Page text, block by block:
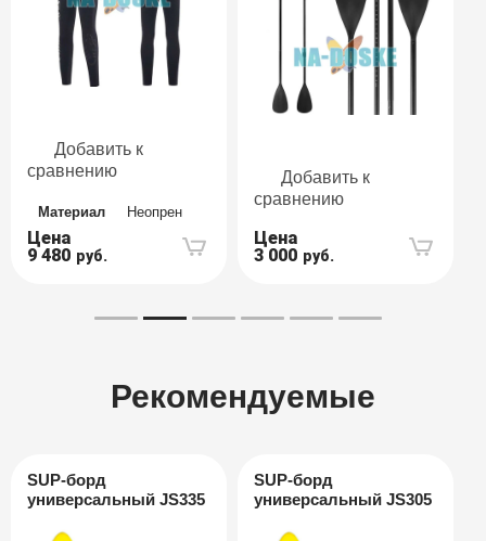
Добавить к
сравнению
Материал Неопрен
Цена
9 480 руб.
Добавить к
сравнению
Цена
3 000 руб.
Рекомендуемые
SUP-борд
универсальный JS335
SUP-борд
универсальный JS305